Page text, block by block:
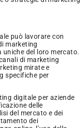
può lavorare con
marketing
del loro mercato.
di marketing
mirate e
specifiche per
digitale per aziende
delle
del mercato e dei
dei